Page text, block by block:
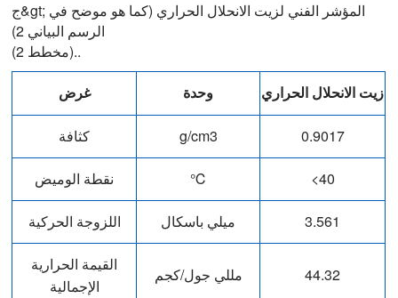
ج&gt; المؤشر الفني لزيت الانحلال الحراري (كما هو موضح في
الرسم البياني 2)
(مخطط 2)..
غرض وحدة زيت الانحلال الحراري
كثافة g/cm3 0.9017
نقطة الوميض ℃ <40
اللزوجة الحركية ميلي باسكال 3.561
القيمة الحرارية
الإجمالية
مللي جول/كجم 44.32